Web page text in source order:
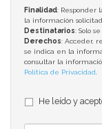
Finalidad: Responder
la información
Destinatarios: Solo
Derechos: Acceder,
se indica en la
consultar la
Política de Privacidad
He leído y